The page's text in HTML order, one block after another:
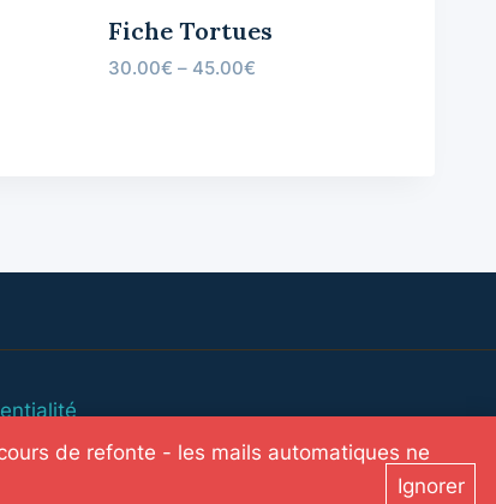
Fiche Tortues
30.00€ – 45.00€
de refonte - les mails automatiques ne
Ignorer